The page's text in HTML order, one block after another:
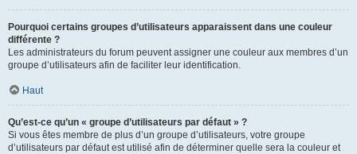
Pourquoi certains groupes d’utilisateurs apparaissent dans une couleur
différente ?
Les administrateurs du forum peuvent assigner une couleur aux membres d’un
groupe d’utilisateurs afin de faciliter leur identification.
Haut
Qu’est-ce qu’un « groupe d’utilisateurs par défaut » ?
Si vous êtes membre de plus d’un groupe d’utilisateurs, votre groupe
d’utilisateurs par défaut est utilisé afin de déterminer quelle sera la couleur et